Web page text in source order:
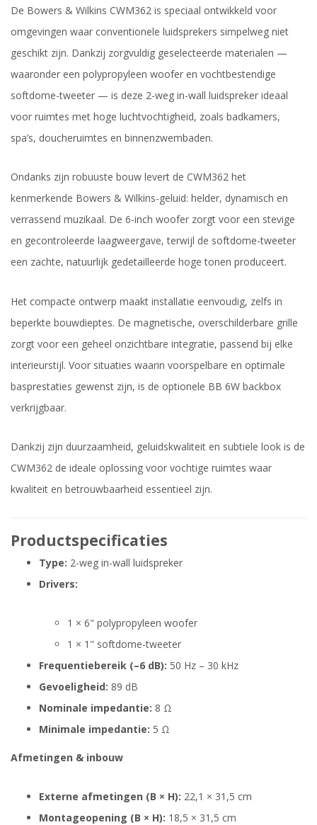
De Bowers & Wilkins CWM362 is speciaal ontwikkeld voor
omgevingen waar conventionele luidsprekers simpelweg niet
geschikt zijn. Dankzij zorgvuldig geselecteerde materialen —
waaronder een polypropyleen woofer en vochtbestendige
softdome-tweeter — is deze 2-weg in-wall luidspreker ideaal
voor ruimtes met hoge luchtvochtigheid, zoals badkamers,
spa’s, doucheruimtes en binnenzwembaden.
Ondanks zijn robuuste bouw levert de CWM362 het
kenmerkende Bowers & Wilkins-geluid: helder, dynamisch en
verrassend muzikaal. De 6-inch woofer zorgt voor een stevige
en gecontroleerde laagweergave, terwijl de softdome-tweeter
een zachte, natuurlijk gedetailleerde hoge tonen produceert.
Het compacte ontwerp maakt installatie eenvoudig, zelfs in
beperkte bouwdieptes. De magnetische, overschilderbare grille
zorgt voor een geheel onzichtbare integratie, passend bij elke
interieurstijl. Voor situaties waarin voorspelbare en optimale
basprestaties gewenst zijn, is de optionele BB 6W backbox
verkrijgbaar.
Dankzij zijn duurzaamheid, geluidskwaliteit en subtiele look is de
CWM362 de ideale oplossing voor vochtige ruimtes waar
kwaliteit en betrouwbaarheid essentieel zijn.
Productspecificaties
Type: 2-weg in-wall luidspreker
Drivers:
1 × 6" polypropyleen woofer
1 × 1" softdome-tweeter
Frequentiebereik (–6 dB): 50 Hz – 30 kHz
Gevoeligheid: 89 dB
Nominale impedantie: 8 Ω
Minimale impedantie: 5 Ω
Afmetingen & inbouw
Externe afmetingen (B × H): 22,1 × 31,5 cm
Montageopening (B × H): 18,5 × 31,5 cm